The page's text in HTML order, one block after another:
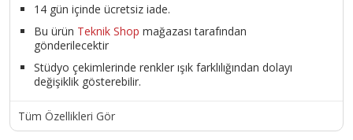
14 gün içinde ücretsiz iade.
Bu ürün Teknik Shop mağazası tarafından
gönderilecektir
Stüdyo çekimlerinde renkler ışık farklılığından dolayı
değişiklik gösterebilir.
Tüm Özellikleri Gör